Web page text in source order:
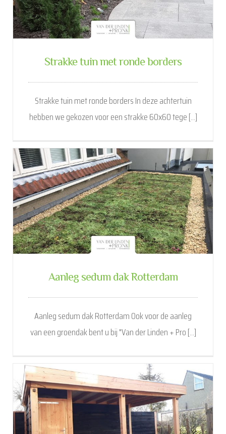
Strakke tuin met ronde borders
Strakke tuin met ronde borders In deze achtertuin
hebben we gekozen voor een strakke 60x60 tege [...]
Aanleg sedum dak Rotterdam
Aanleg sedum dak Rotterdam Ook voor de aanleg
van een groendak bent u bij "Van der Linden + Pro [...]